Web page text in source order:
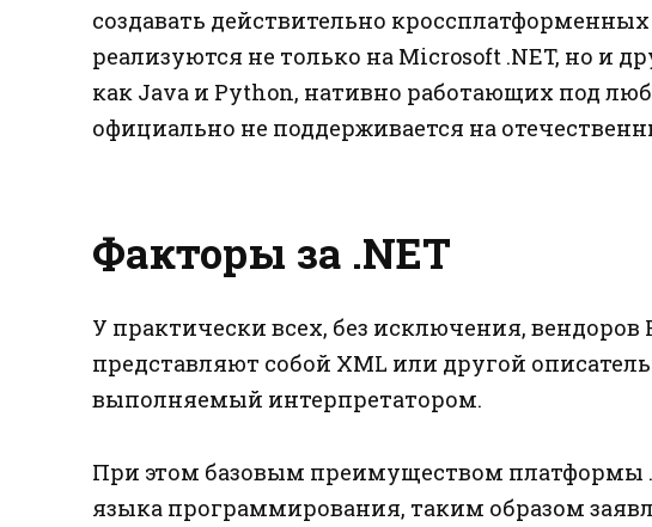
создавать действительно
реализуются не только на Microsoft .NET, но и
как Java и Python, нативно работающих под
официально не поддерживается на
Факторы за .NET
У практически всех, без исключения, вендоров
представляют собой XML или другой
выполняемый интерпретатором.
При этом базовым преимуществом платформы
языка программирования, таким образом